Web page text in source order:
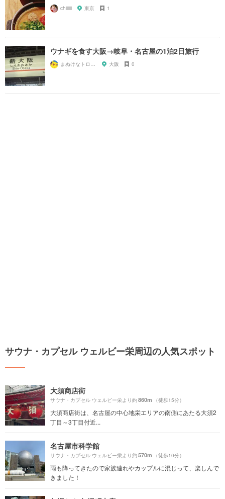
chiiiiii 東京 1
ウナギを食す大阪→岐阜・名古屋の1泊2日旅行
まぬけなトロピカチュー 大阪 0
サウナ・カプセル ウェルビー栄周辺の人気スポット
大須商店街
サウナ・カプセル ウェルビー栄より約860m （徒歩15分）
大須商店街は、名古屋の中心地栄エリアの南側にあたる大須2
丁目～3丁目付近...
名古屋市科学館
サウナ・カプセル ウェルビー栄より約570m （徒歩10分）
雨も降ってきたので家族連れやカップルに混じって、楽しんで
きました！